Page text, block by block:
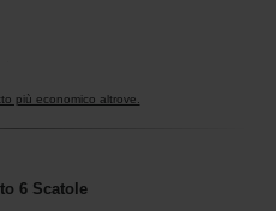
più economico altrove.
6 Scatole